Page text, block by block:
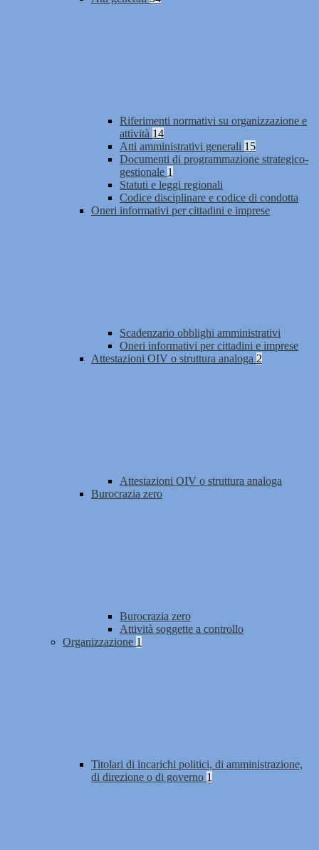
Riferimenti normativi su organizzazione e
attività 14
Atti amministrativi generali 15
Documenti di programmazione strategico-
gestionale 1
Statuti e leggi regionali
Codice disciplinare e codice di condotta
Oneri informativi per cittadini e imprese
Scadenzario obblighi amministrativi
Oneri informativi per cittadini e imprese
Attestazioni OIV o struttura analoga 2
Attestazioni OIV o struttura analoga
Burocrazia zero
Burocrazia zero
Attività soggette a controllo
Organizzazione 1
Titolari di incarichi politici, di amministrazione,
di direzione o di governo 1